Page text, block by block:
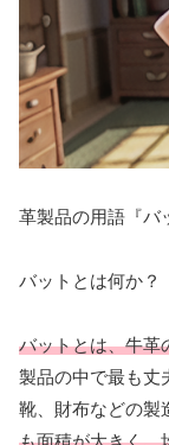
革製品の用語『バ
バットとは何か？
バットとは、牛革
製品の中で最も丈
靴、財布などの製